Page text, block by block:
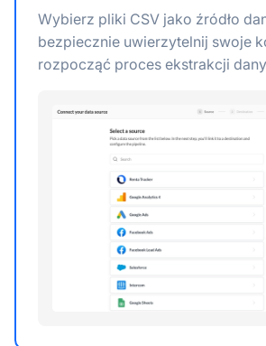
Wybierz pliki CSV jako źródło
bezpiecznie uwierzytelnij swoje
rozpocząć proces ekstrakcji